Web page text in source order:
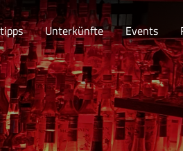
Unterkünfte Events